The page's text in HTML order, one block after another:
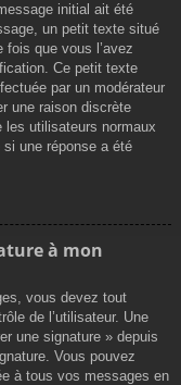
initial ait été
un petit texte situé
que vous l’avez
Ce petit texte
par un modérateur
une raison discrète
les utilisateurs normaux
une réponse a été
à mon
vous devez tout
de l’utilisateur. Une
une signature » depuis
Vous pouvez
à tous vos messages en